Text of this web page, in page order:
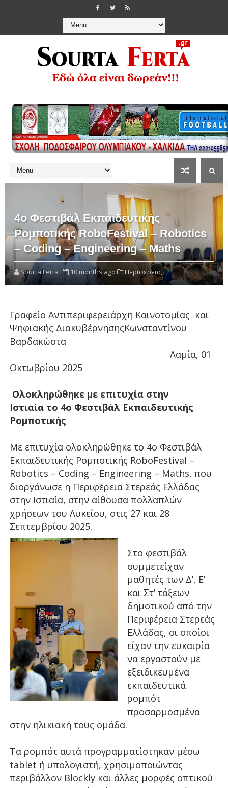
4ο Φεστιβάλ Εκπαιδευτικής
Ρομποτικής RoboFestival – Robotics
– Coding – Engineering – Maths
Sourta Ferta 10 months ago Περιφέρεια,
Γραφείο Αντιπεριφερειάρχη Καινοτομίας και
Ψηφιακής ΔιακυβέρνησηςΚωνσταντίνου
Βαρδακώστα
Λαμία, 01
Οκτωβρίου 2025
Ολοκληρώθηκε με επιτυχία στην
Ιστιαία το 4ο Φεστιβάλ Εκπαιδευτικής
Ρομποτικής
Με επιτυχία ολοκληρώθηκε το 4ο Φεστιβάλ
Εκπαιδευτικής Ρομποτικής RoboFestival –
Robotics – Coding – Engineering – Maths, που
διοργάνωσε η Περιφέρεια Στερεάς Ελλάδας
στην Ιστιαία, στην αίθουσα πολλαπλών
χρήσεων του Λυκείου, στις 27 και 28
Σεπτεμβρίου 2025.
Στο φεστιβάλ
συμμετείχαν
μαθητές των Δ’, Ε’
και Στ’ τάξεων
δημοτικού από την
Περιφέρεια Στερεάς
Ελλάδας, οι οποίοι
είχαν την ευκαιρία
να εργαστούν με
εξειδικευμένα
εκπαιδευτικά
ρομπότ
προσαρμοσμένα
στην ηλικιακή τους ομάδα.
Τα ρομπότ αυτά προγραμματίστηκαν μέσω
tablet ή υπολογιστή, χρησιμοποιώντας
περιβάλλον Blockly και άλλες μορφές οπτικού